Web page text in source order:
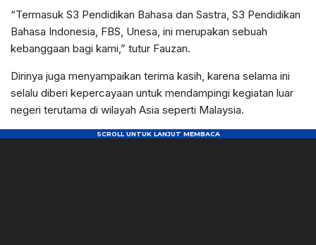
“Termasuk S3 Pendidikan Bahasa dan Sastra, S3 Pendidikan
Bahasa Indonesia, FBS, Unesa, ini merupakan sebuah
kebanggaan bagi kami,” tutur Fauzan.
Dirinya juga menyampaikan terima kasih, karena selama ini
selalu diberi kepercayaan untuk mendampingi kegiatan luar
negeri terutama di wilayah Asia seperti Malaysia.